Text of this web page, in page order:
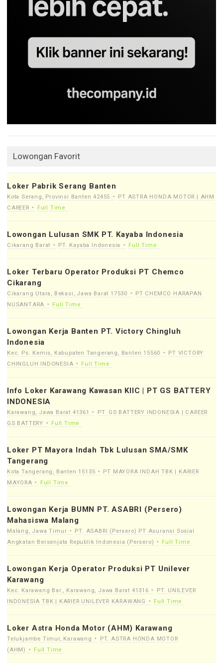
Lowongan Favorit
Loker Pabrik Serang Banten
Kota Serang, Provinsi Banten 42455
PT ASTRA HONDA MOTOR | AHM
CAREER
Full Time
Lowongan Lulusan SMK PT. Kayaba Indonesia
Cikarang Barat PT. Kayaba Indonesia Full Time
Loker Terbaru Operator Produksi PT Chemco
Cikarang
Cikarang Utara, Bekasi, Jawa Barat 17530
PT CHEMCO HARAPAN
NUSANTARA
Full Time
Lowongan Kerja Banten PT. Victory Chingluh
Indonesia
Kec. Ps. Kemis, Kabupaten Tangerang, Banten 15560
PT VICTORY
CHINGLUH INDONESIA
Full Time
Info Loker Karawang Kawasan KIIC | PT GS BATTERY
INDONESIA
Karawang, Jawa Barat 41361
PT. GS BATTERY INDONESIA | CAREER
GS BATTERY
Full Time
Loker PT Mayora Indah Tbk Lulusan SMA/SMK
Tangerang
Kota Tangerang, Banten 15135
PT MAYORA INDAH TBK | KARIER
MAYORA
Full Time
Lowongan Kerja BUMN PT. ASABRI (Persero)
Mahasiswa Malang
Malang, Jawa Timur
PT. ASABRI (Persero) PT Asuransi Sosial
Angkatan Bersenjata Republik Indonesia (Persero)
Full Time
Lowongan Kerja Operator Produksi PT Unilever
Karawang
Kec. Karawang Bar., Karawang, Jawa Barat 41316
PT. UNILEVER
INDONESIA TBK | KARIER UNILEVER KARAWANG
Full Time
Loker Astra Honda Motor (AHM) Karawang
Telukjambe Timur, Karawang
PT. ASTRA HONDA MOTOR
(AHM)
Full Time